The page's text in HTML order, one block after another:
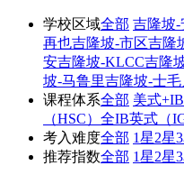
学校区域全部 吉隆坡-
再也吉隆坡-市区吉隆
安吉隆坡-KLCC吉隆
坡-马鲁里吉隆坡-士毛
课程体系全部 美式+IB
（HSC） 全IB英式（
考入难度全部 1星2星
推荐指数全部 1星2星